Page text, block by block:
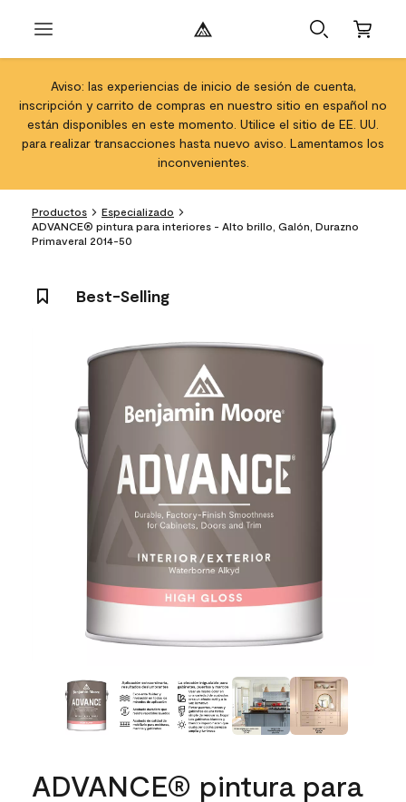
Aviso: las experiencias de inicio de sesión de cuenta,
inscripción y carrito de compras en nuestro sitio en español no
están disponibles en este momento. Utilice el sitio de EE. UU.
para realizar transacciones hasta nuevo aviso. Lamentamos los
inconvenientes.
Productos
Especializado
ADVANCE® pintura para interiores - Alto brillo, Galón, Durazno
Primaveral 2014-50
Best-Selling
ADVANCE® pintura para